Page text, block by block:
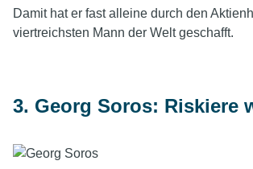
Damit hat er fast alleine durch den
viertreichsten Mann der Welt geschafft.
3. Georg Soros: Riskiere